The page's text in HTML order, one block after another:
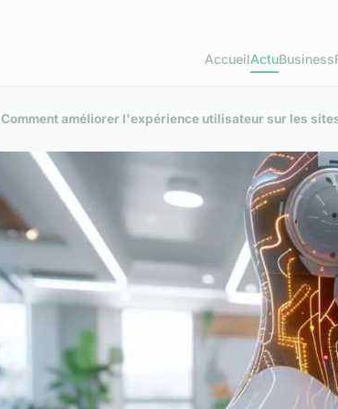
AccueilActuBusiness
Comment améliorer l'expérience utilisateur sur les